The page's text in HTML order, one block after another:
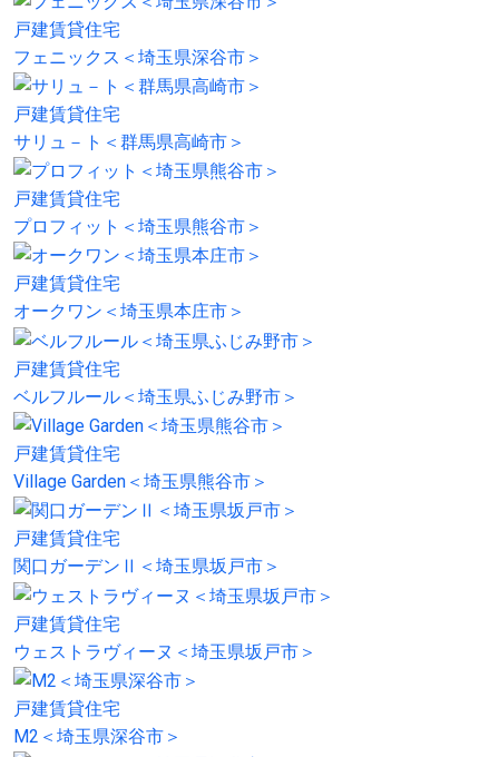
戸建賃貸住宅
フェニックス＜埼玉県深谷市＞
戸建賃貸住宅
サリュ－ト＜群馬県高崎市＞
戸建賃貸住宅
プロフィット＜埼玉県熊谷市＞
戸建賃貸住宅
オークワン＜埼玉県本庄市＞
戸建賃貸住宅
ベルフルール＜埼玉県ふじみ野市＞
戸建賃貸住宅
Village Garden＜埼玉県熊谷市＞
戸建賃貸住宅
関口ガーデンⅡ＜埼玉県坂戸市＞
戸建賃貸住宅
ウェストラヴィーヌ＜埼玉県坂戸市＞
戸建賃貸住宅
M2＜埼玉県深谷市＞